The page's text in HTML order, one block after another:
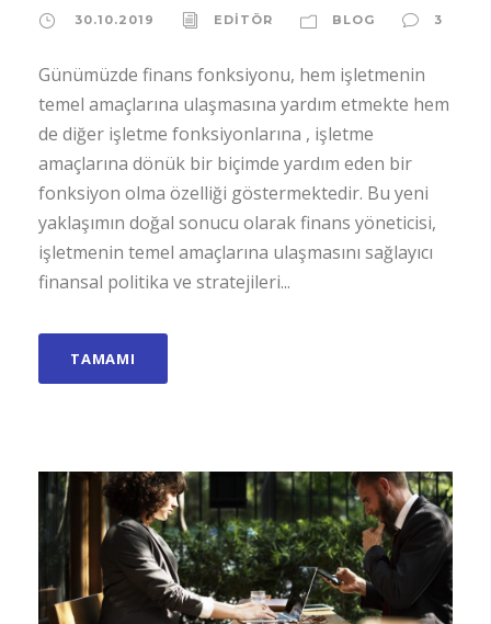
30.10.2019 EDİTÖR BLOG 3
Günümüzde finans fonksiyonu, hem işletmenin
temel amaçlarına ulaşmasına yardım etmekte hem
de diğer işletme fonksiyonlarına , işletme
amaçlarına dönük bir biçimde yardım eden bir
fonksiyon olma özelliği göstermektedir. Bu yeni
yaklaşımın doğal sonucu olarak finans yöneticisi,
işletmenin temel amaçlarına ulaşmasını sağlayıcı
finansal politika ve stratejileri...
TAMAMI